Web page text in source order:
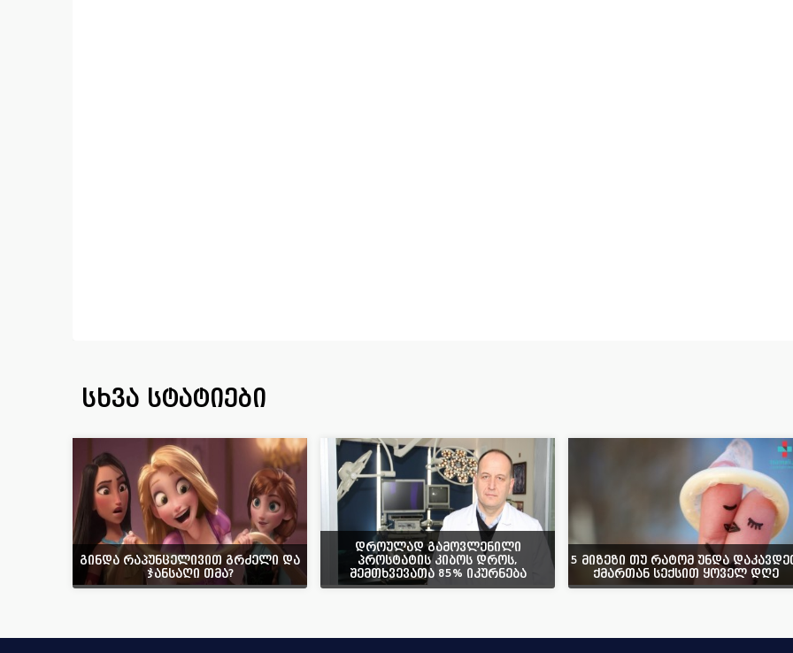
სხვა სტატიები
გინდა რაპუნცელივით გრძელი და
ჯანსაღი თმა?
დროულად გამოვლენილი
პროსტატის კიბოს დროს,
შემთხვევათა 85% იკურნება
5 მიზეზი თუ რატომ უნდა
ქმართან სექსით ყოველ დღე